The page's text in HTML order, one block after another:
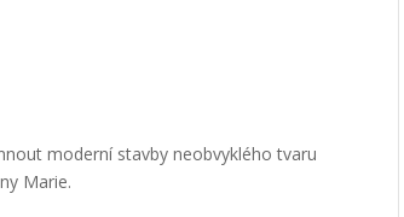
moderní stavby neobvyklého tvaru
Marie.